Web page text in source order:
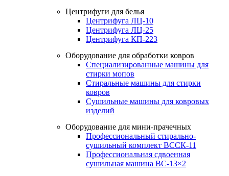
Центрифуги для белья
Центрифуга ЛЦ-10
Центрифуга ЛЦ-25
Центрифуга КП-223
Оборудование для обработки ковров
Специализированные машины для
стирки мопов
Стиральные машины для стирки
ковров
Сушильные машины для ковровых
изделий
Оборудование для мини-прачечных
Профессиональный стирально-
сушильный комплект ВССК-11
Профессиональная сдвоенная
сушильная машина ВС-13×2